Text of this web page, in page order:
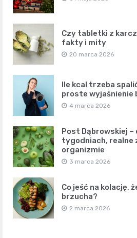
Czy tabletki z
fakty i mity
20 marca 2026
Ile kcal trzeba
proste wyjaśnienie
4 marca 2026
Post Dąbrowskiej
tygodniach, realne
organizmie
3 marca 2026
Co jeść na kolację,
brzucha?
2 marca 2026